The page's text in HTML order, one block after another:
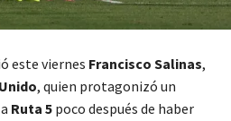
este viernes Francisco Salinas,
, quien protagonizó un
Ruta 5 poco después de haber